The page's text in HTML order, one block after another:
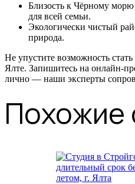
Близость к Чёрному
для всей семьи.
Экологически чистый
природа.
Не упустите возможность
Ялте. Запишитесь на онлайн-
лично — наши эксперты
Похожие